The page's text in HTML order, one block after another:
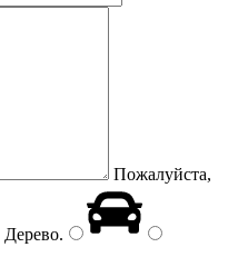
Пожалуйста,
Дерево.